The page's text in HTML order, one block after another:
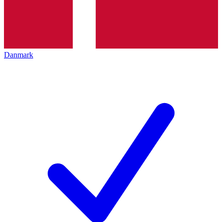
Danmark